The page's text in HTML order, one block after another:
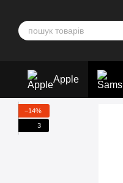
Apple
−14%
3